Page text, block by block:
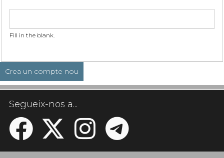
Fill in the blank.
Segueix-nos a...